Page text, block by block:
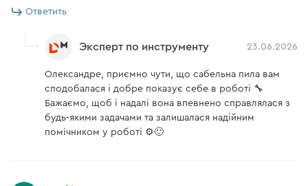
Мгновенный тормоз штока убережет от
инерции полотна.
реализовано в кнопке питания, что позволяет
легко подобрать оптимальную скорость силой
нажатия на кнопку.
Пила имеет защиту от перегрузки.
Ответить
Эксперт по инструменту 23.06.2026
Олександре, приємно чути, що сабельна пила вам
сподобалася і добре показує себе в роботі 🔧
Бажаємо, щоб і надалі вона впевнено справлялася з
будь-якими задачами та залишалася надійним
помічником у роботі ⚙️🙂